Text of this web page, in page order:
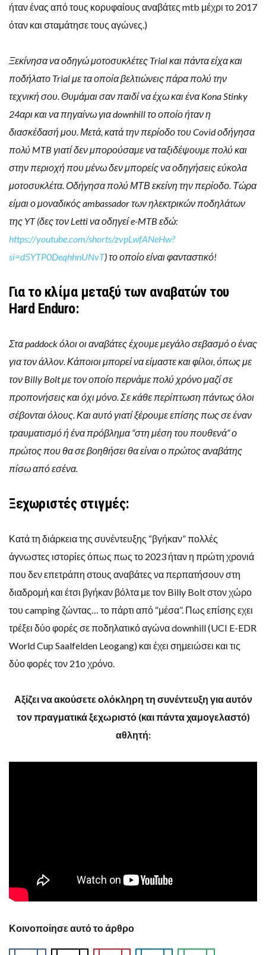
ήταν ένας από τους κορυφαίους αναβάτες mtb μέχρι το 2017
όταν και σταμάτησε τους αγώνες.)
Ξεκίνησα να οδηγώ μοτοσυκλέτες Trial και πάντα είχα και
ποδήλατο Trial με τα οποία βελτιώνεις πάρα πολύ την
τεχνική σου. Θυμάμαι σαν παιδί να έχω και ένα Kona Stinky
24αρι και να πηγαίνω για downhill το οποίο ήταν η
διασκέδασή μου. Μετά, κατά την περίοδο του Covid οδήγησα
πολύ MTB γιατί δεν μπορούσαμε να ταξιδέψουμε πολύ και
στην περιοχή που μένω δεν μπορείς να οδηγήσεις εύκολα
μοτοσυκλέτα. Οδήγησα πολύ ΜΤΒ εκείνη την περίοδο. Τώρα
είμαι ο μοναδικός ambassador των ηλεκτρικών ποδηλάτων
της YT (δες τον Letti να οδηγεί e-MTB εδώ:
https://youtube.com/shorts/zvpLwfANeHw?
si=d5YTP0DeqhhnUNvT) το οποίο είναι φανταστικό!
Για το κλίμα μεταξύ των αναβατών του
Hard Enduro:
Στα paddock όλοι οι αναβάτες έχουμε μεγάλο σεβασμό ο ένας
για τον άλλον. Κάποιοι μπορεί να είμαστε και φίλοι, όπως με
τον Billy Bolt με τον οποίο περνάμε πολύ χρόνο μαζί σε
προπονήσεις και όχι μόνο. Σε κάθε περίπτωση πάντως όλοι
σέβονται όλους. Και αυτό γιατί ξέρουμε επίσης πως σε έναν
τραυματισμό ή ένα πρόβλημα “στη μέση του πουθενά” ο
πρώτος που θα σε βοηθήσει θα είναι ο πρώτος αναβάτης
πίσω από εσένα.
Ξεχωριστές στιγμές:
Κατά τη διάρκεια της συνέντευξης “βγήκαν” πολλές
άγνωστες ιστορίες όπως πως το 2023 ήταν η πρώτη χρονιά
που δεν επετράπη στους αναβάτες να περπατήσουν στη
διαδρομή και έτσι βγήκαν βόλτα με τον Billy Bolt στον χώρο
του camping ζώντας… το πάρτι από “μέσα”. Πως επίσης εχει
τρέξει δύο φορές σε ποδηλατικό αγώνα downhill (UCI E-EDR
World Cup Saalfelden Leogang) και έχει σημειώσει και τις
δύο φορές τον 21ο χρόνο.
Αξίζει να ακούσετε ολόκληρη τη συνέντευξη για αυτόν
τον πραγματικά ξεχωριστό (και πάντα χαμογελαστό)
αθλητή:
Κοινοποίησε αυτό το άρθρο